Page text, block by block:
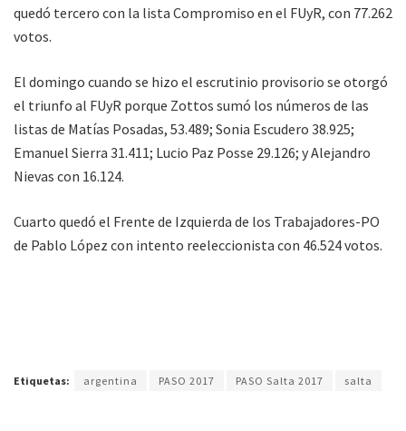
quedó tercero con la lista Compromiso en el FUyR, con 77.262
votos.
El domingo cuando se hizo el escrutinio provisorio se otorgó
el triunfo al FUyR porque Zottos sumó los números de las
listas de Matías Posadas, 53.489; Sonia Escudero 38.925;
Emanuel Sierra 31.411; Lucio Paz Posse 29.126; y Alejandro
Nievas con 16.124.
Cuarto quedó el Frente de Izquierda de los Trabajadores-PO
de Pablo López con intento reeleccionista con 46.524 votos.
Etiquetas: argentina PASO 2017 PASO Salta 2017 salta